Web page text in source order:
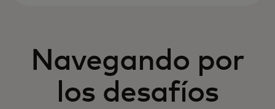
Navegando por
los desafíos